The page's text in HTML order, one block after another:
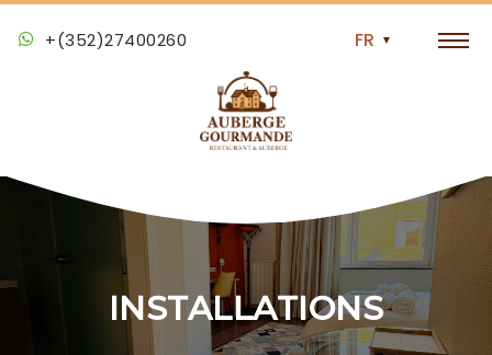
+(352)27400260
INSTALLATIONS